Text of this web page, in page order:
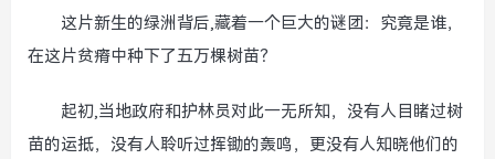
这片新生的绿洲背后,藏着一个巨大的谜团：究竟是谁，
在这片贫瘠中种下了五万棵树苗？
起初,当地政府和护林员对此一无所知，没有人目睹过树
苗的运抵，没有人聆听过挥锄的轰鸣，更没有人知晓他们的